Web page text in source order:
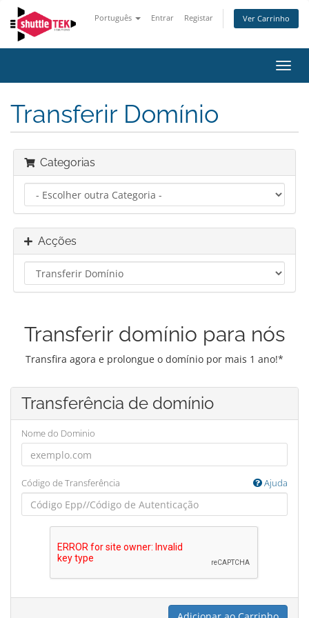
Português Entrar Registar Ver Carrinho
Transferir Domínio
Categorias
Acções
Transferir domínio para nós
Transfira agora e prolongue o domínio por mais 1 ano!*
Transferência de domínio
Nome do Dominio
Código de Transferência Ajuda